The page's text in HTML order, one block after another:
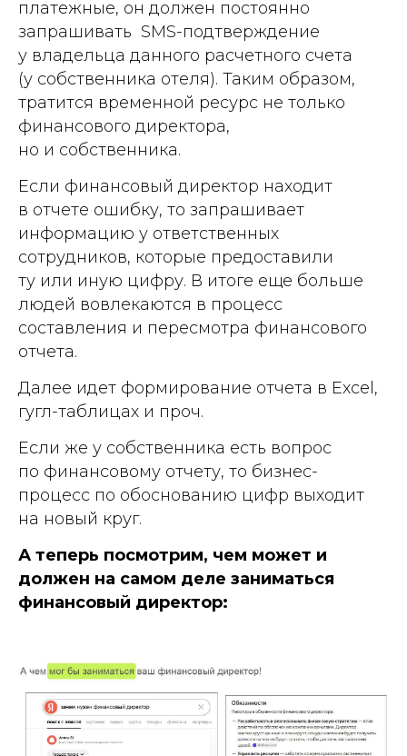
платежные, он должен постоянно
запрашивать SMS-подтверждение
у владельца данного расчетного счета
(у собственника отеля). Таким образом,
тратится временной ресурс не только
финансового директора,
но и собственника.
Если фина нсовый директор находит
в отчете ошибку, то запрашивает
информацию у ответственных
сотрудников, которые предоставили
ту или иную цифру. В итоге еще больше
людей вовлекаются в процесс
составления и пересмотра финансового
отчета.
Далее идет формирование отчета в Excel,
гугл-таблицах и проч.
Если же у собственника есть вопрос
по финансовому отчету, то бизнес-
процесс по обоснованию цифр выходит
на новый круг.
А теперь посмотрим, чем может и
должен на самом деле заниматься
финансовый директор: